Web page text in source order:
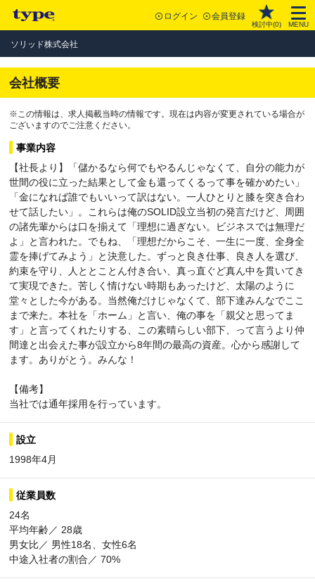
ログイン 会員登録
検討中(0) MENU
ソリッド株式会社
会社概要
※この情報は、求人掲載当時の情報です。現在は内容が変更されている場合が
ございますのでご注意ください。
事業内容
【社長より】「儲かるなら何でもやるんじゃなくて、自分の能力が
世間の役に立った結果として金も還ってくるって事を確かめたい」
「金になれば誰でもいいって訳はない。一人ひとりと膝を突き合わ
せて話したい」。これらは俺のSOLID設立当初の発言だけど、周囲
の諸先輩からは口を揃えて「理想に過ぎない。ビジネスでは無理だ
よ」と言われた。でもね、「理想だからこそ、一生に一度、全身全
霊を捧げてみよう」と決意した。ずっと良き仕事、良き人を選び、
約束を守り、人ととことん付き合い、真っ直ぐど真ん中を貫いてき
て実現できた。苦しく情けない時期もあったけど、太陽のように
堂々とした今がある。当然俺だけじゃなくて、部下達みんなでここ
まで来た。本社を「ホーム」と言い、俺の事を「親父と思ってま
す」と言ってくれたりする、この素晴らしい部下、って言うより仲
間達と出会えた事が設立から8年間の最高の資産。心から感謝して
ます。ありがとう。みんな！
【備考】
当社では通年採用を行っています。
設立
1998年4月
従業員数
24名
平均年齢／ 28歳
男女比／ 男性18名、女性6名
中途入社者の割合／ 70%